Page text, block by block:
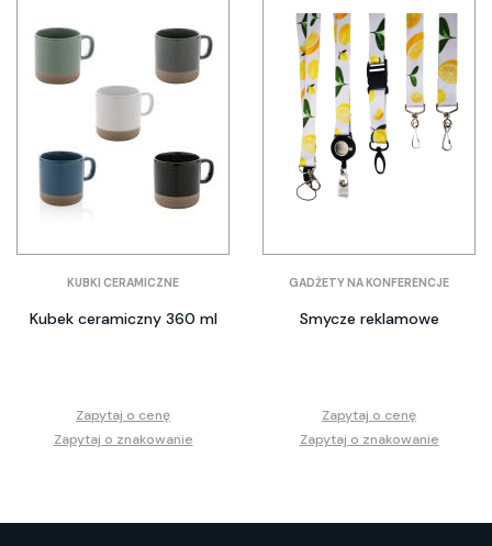
KUBKI CERAMICZNE
Kubek ceramiczny 360 ml
Zapytaj o cenę
Zapytaj o znakowanie
GADŻETY NA KONFERENCJE
Smycze reklamowe
Zapytaj o cenę
Zapytaj o znakowanie